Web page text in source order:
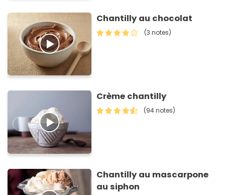
Chantilly au chocolat
(3 notes)
Crème chantilly
(94 notes)
Chantilly au mascarpone
au siphon